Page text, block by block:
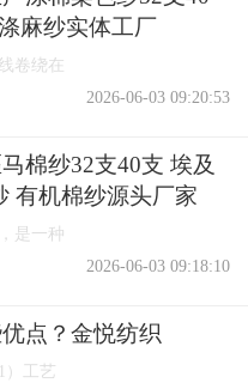
麻纱实体工厂
卷绕在
2026-06-03 09:20:53
棉纱32支40支 埃及
有机棉纱源头厂家
是一种
2026-06-03 09:18:10
点？金悦纺织
）工艺